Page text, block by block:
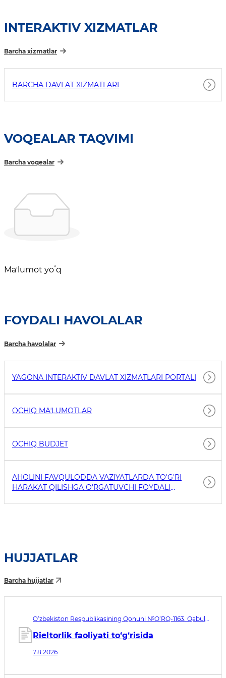
INTERAKTIV XIZMATLAR
Barcha xizmatlar
BARCHA DAVLAT XIZMATLARI
VOQEALAR TAQVIMI
Barcha voqealar
Maʼlumot yoʻq
FOYDALI HAVOLALAR
Barcha havolalar
YAGONA INTERAKTIV DAVLAT XIZMATLARI PORTALI
OCHIQ MAʼLUMOTLAR
OCHIQ BUDJET
AHOLINI FAVQULODDA VAZIYATLARDA TO'G'RI
HARAKAT QILISHGA O'RGATUVCHI FOYDALI
HUJJATLAR
Barcha hujjatlar
O‘zbekiston Respublikasining Qonuni №O‘RQ-1163. Qabul
Rieltorlik faoliyati to‘g‘risida
7.8.2026